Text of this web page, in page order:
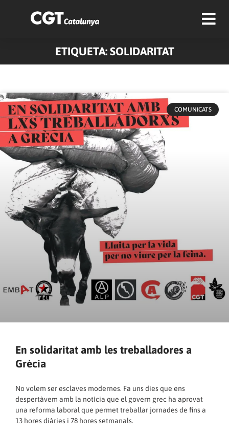
ETIQUETA: SOLIDARITAT
COMUNICATS
En solidaritat amb les treballadores a
Grècia
No volem ser esclaves modernes. Fa uns dies que ens
despertàvem amb la notícia que el govern grec ha aprovat
una reforma laboral que permet treballar jornades de fins a
13 hores diàries i 78 hores setmanals.